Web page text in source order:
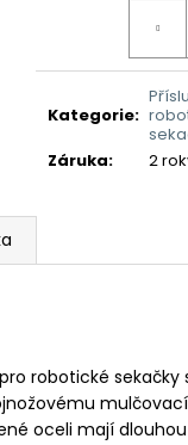
Kategorie:
Záruka: 2
robotické sekačky
oceli mají